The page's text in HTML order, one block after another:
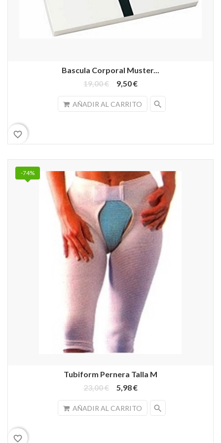
Bascula Corporal Muster...
19,00 €
9,50 €
AÑADIR AL CARRITO search
favorite_border
Tubiform Pernera Talla M
23,00 €
5,98 €
AÑADIR AL CARRITO search
-74%
favorite_border